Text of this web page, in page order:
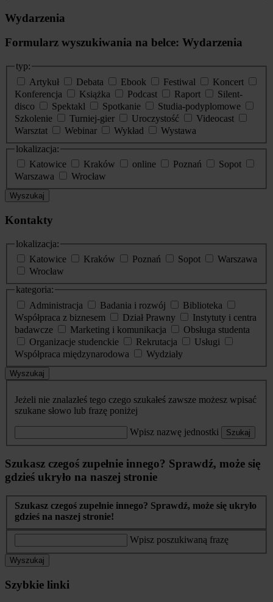
Wydarzenia
Formularz wyszukiwania na belce: Wydarzenia
typ:
Artykuł
Debata Ebook Festiwal
Koncert
Konferencja
Książka Podcast Raport
Silent-
disco
Spektakl Spotkanie
Studia-podyplomowe
Szkolenie
Turniej-gier Uroczystość
Videocast
Warsztat
Webinar Wykład
Wystawa
lokalizacja:
Katowice
Kraków online Poznań
Sopot
Warszawa
Wrocław
Wyszukaj
Kontakty
lokalizacja:
Katowice
Kraków Poznań Sopot
Warszawa
Wrocław
kategoria:
Administracja
Badania i rozwój
Biblioteka
Współpraca z biznesem
Dział Prawny
Instytuty i centra
badawcze
Marketing i komunikacja
Obsługa studenta
Organizacje studenckie
Rekrutacja
Usługi
Współpraca międzynarodowa
Wydziały
Wyszukaj
Jeżeli nie znalazłeś tego czego szukałeś zawsze możesz wpisać
szukane słowo lub frazę poniżej
Wpisz nazwę jednostki Szukaj
Szukasz czegoś zupełnie innego? Sprawdź, może się
gdzieś ukryło na naszej stronie
Szukasz czegoś zupełnie innego? Sprawdź, może się ukryło
gdzieś na naszej stronie!
Wpisz poszukiwaną frazę
Wyszukaj
Szybkie linki